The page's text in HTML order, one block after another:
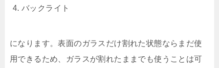
バックライト
になります。表面のガラスだけ割れた状態ならまだ使
用できるため、ガラスが割れたままでも使うことは可